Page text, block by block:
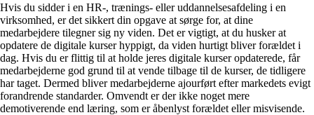
Hvis du sidder i en HR-, trænings- eller uddannelsesafdeling i en
virksomhed, er det sikkert din opgave at sørge for, at dine
medarbejdere tilegner sig ny viden. Det er vigtigt, at du husker at
opdatere de digitale kurser hyppigt, da viden hurtigt bliver forældet i
dag. Hvis du er flittig til at holde jeres digitale kurser opdaterede, får
medarbejderne god grund til at vende tilbage til de kurser, de tidligere
har taget. Dermed bliver medarbejderne ajourført efter markedets evigt
forandrende standarder. Omvendt er der ikke noget mere
demotiverende end læring, som er åbenlyst forældet eller misvisende.